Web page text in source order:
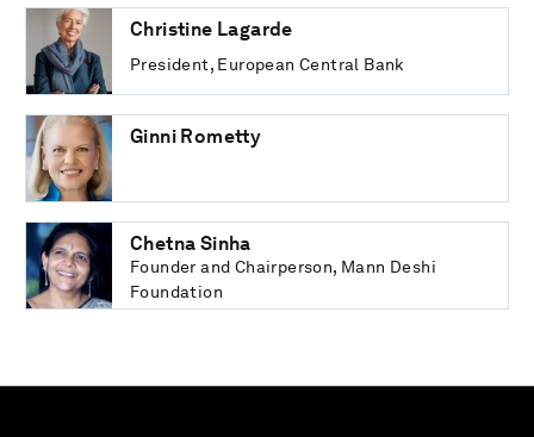
President, European Central Bank
Christine Lagarde
Ginni Rometty
Founder and Chairperson, Mann Deshi
Foundation
Chetna Sinha